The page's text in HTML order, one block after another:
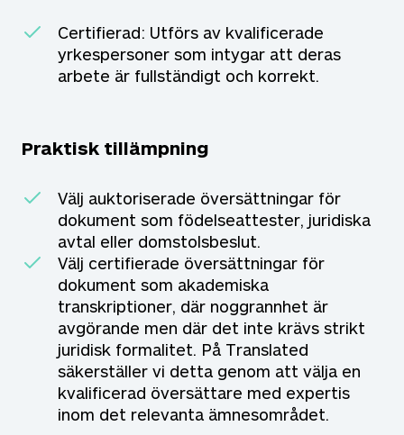
Certifierad: Utförs av kvalificerade
yrkespersoner som intygar att deras
arbete är fullständigt och korrekt.
Praktisk tillämpning
Välj auktoriserade översättningar för
dokument som födelseattester, juridiska
avtal eller domstolsbeslut.
Välj certifierade översättningar för
dokument som akademiska
transkriptioner, där noggrannhet är
avgörande men där det inte krävs strikt
juridisk formalitet. På Translated
säkerställer vi detta genom att välja en
kvalificerad översättare med expertis
inom det relevanta ämnesområdet.